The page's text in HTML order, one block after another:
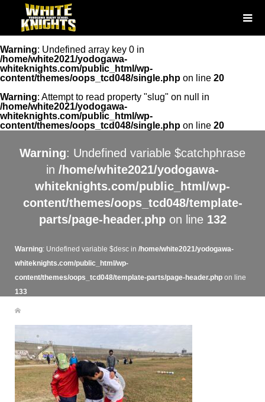
Warning: Undefined array key 0 in
/home/white2021/yodogawa-
whiteknights.com/public_html/wp-
content/themes/oops_tcd048/single.php on line 20
Warning: Attempt to read property "slug" on null in
/home/white2021/yodogawa-
whiteknights.com/public_html/wp-
content/themes/oops_tcd048/single.php on line 20
Warning: Undefined variable $catchphrase
in /home/white2021/yodogawa-
whiteknights.com/public_html/wp-
content/themes/oops_tcd048/template-
parts/page-header.phpon line 132
Warning: Undefined variable $desc in /home/white2021/yodogawa-
whiteknights.com/public_html/wp-
content/themes/oops_tcd048/template-parts/page-header.phpon line
133